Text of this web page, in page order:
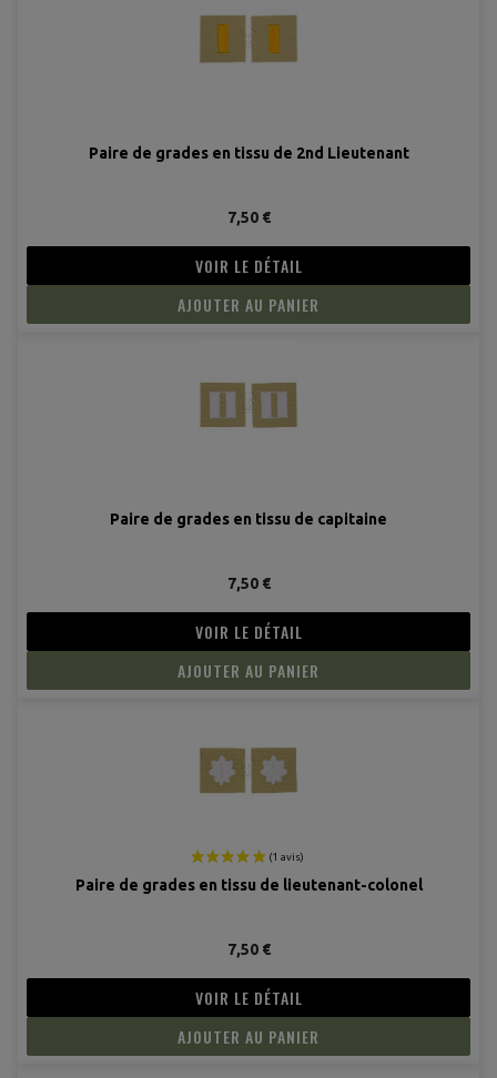
Paire de grades en tissu de 2nd Lieutenant
7,50 €
VOIR LE DÉTAIL
AJOUTER AU PANIER
Paire de grades en tissu de capitaine
7,50 €
VOIR LE DÉTAIL
AJOUTER AU PANIER
Paire de grades en tissu de lieutenant-colonel
7,50 €
VOIR LE DÉTAIL
AJOUTER AU PANIER